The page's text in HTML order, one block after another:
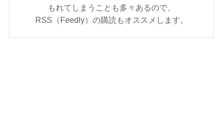
もれてしまうことも多々あるので、
RSS（Feedly）の購読もオススメします。